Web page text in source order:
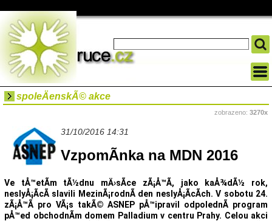
spoleÄenskÃ© akce
zobrazeno: 3270x
31/10/2016 14:31
VzpomÃ­nka na MDN 2016
Ve tÅ™etÃ­m tÃ½dnu mÄ›sÃ­ce zÃ¡Å™Ã­, jako kaÅ¾dÃ½ rok,
neslyÅ¡Ã­cÃ­ slavili MezinÃ¡rodnÃ­ den neslyÅ¡Ã­cÃ­ch. V sobotu 24.
zÃ¡Å™Ã­ pro VÃ¡s takÃ© ASNEP pÅ™ipravil odpolednÃ­ program
pÅ™ed obchodnÃ­m domem Palladium v centru Prahy. Celou akci